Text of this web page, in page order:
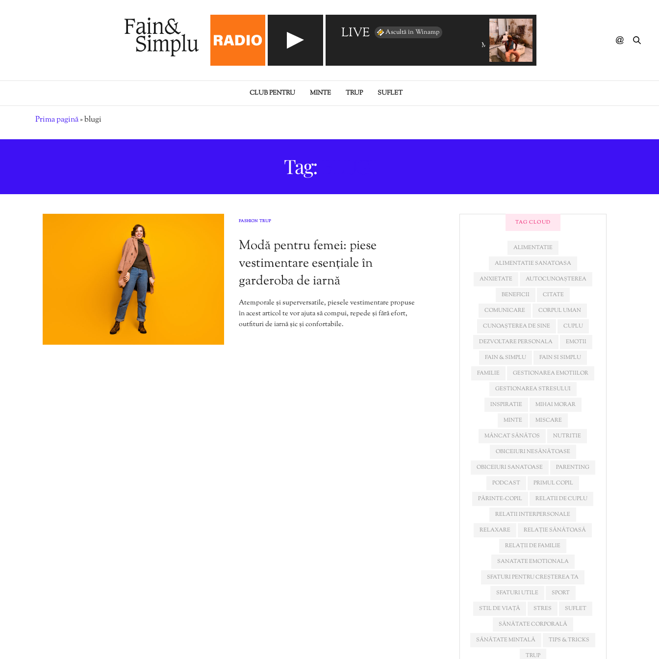
LIVE Ascultă în Winamp
MAR MALADE - Mexico
CLUB PENTRU MINTE TRUP SUFLET
Prima pagină»blugi
Tag:
FASHION TRUP
Modă pentru femei: piese
vestimentare esențiale în
garderoba de iarnă
Atemporale și superversatile, piesele vestimentare propuse
în acest articol te vor ajuta să compui, repede și fără efort,
outfituri de iarnă șic și confortabile.
TAG CLOUD
ALIMENTATIE
ALIMENTATIE SANATOASA
ANXIETATE
AUTOCUNOAȘTEREA
BENEFICII
CITATE
COMUNICARE
CORPUL UMAN
CUNOAȘTEREA DE SINE
CUPLU
DEZVOLTARE PERSONALA
EMOTII
FAIN & SIMPLU
FAIN SI SIMPLU
FAMILIE
GESTIONAREA EMOTIILOR
GESTIONAREA STRESULUI
INSPIRATIE
MIHAI MORAR
MINTE
MISCARE
MÂNCAT SĂNĂTOS
NUTRITIE
OBICEIURI NESĂNĂTOASE
OBICEIURI SANATOASE
PARENTING
PODCAST
PRIMUL COPIL
PĂRINTE-COPIL
RELATII DE CUPLU
RELATII INTERPERSONALE
RELAXARE
RELAȚIE SĂNĂTOASĂ
RELAȚII DE FAMILIE
SANATATE EMOTIONALA
SFATURI PENTRU CREȘTEREA TA
SFATURI UTILE
SPORT
STIL DE VIAȚĂ
STRES
SUFLET
SĂNĂTATE CORPORALĂ
SĂNĂTATE MINTALĂ
TIPS & TRICKS
TRUP